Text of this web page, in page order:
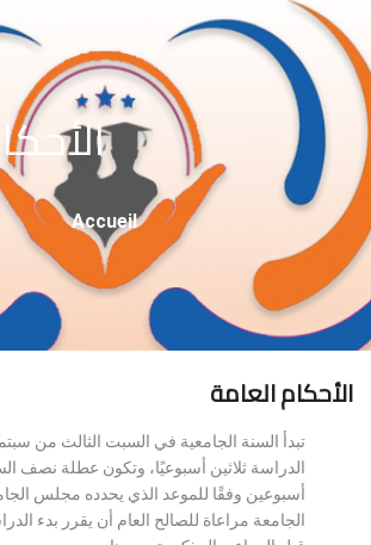
Fil
D'Ariane
Accueil
الأحكام العامة
تبدأ السنة الجامعية في السبت الثالث من
الدراسة ثلاثين أسبوعيًا، وتكون عطلة نصف
أسبوعين وفقًا للموعد الذي يحدده مجلس
الجامعة مراعاة للصالح العام أن يقرر بدء